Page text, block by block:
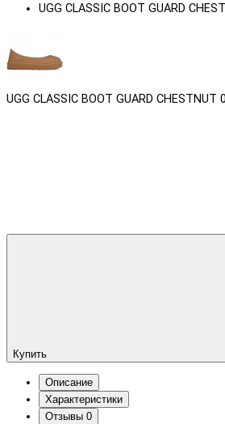
UGG CLASSIC BOOT GUARD
UGG CLASSIC BOOT GUARD CHESTNUT 0
Купить
Описание
Характеристики
Отзывы 0